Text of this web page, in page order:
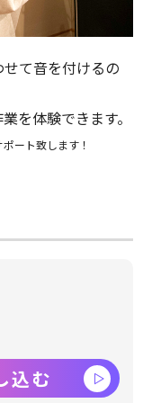
て音を付けるの
を体験できます。
ート致します！
込む